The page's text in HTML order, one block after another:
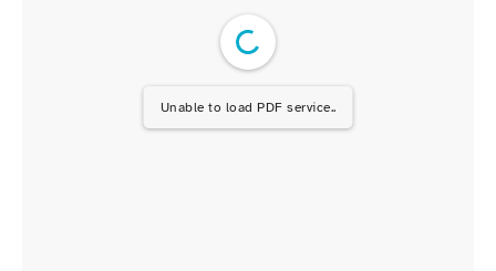
Unable to load PDF service..